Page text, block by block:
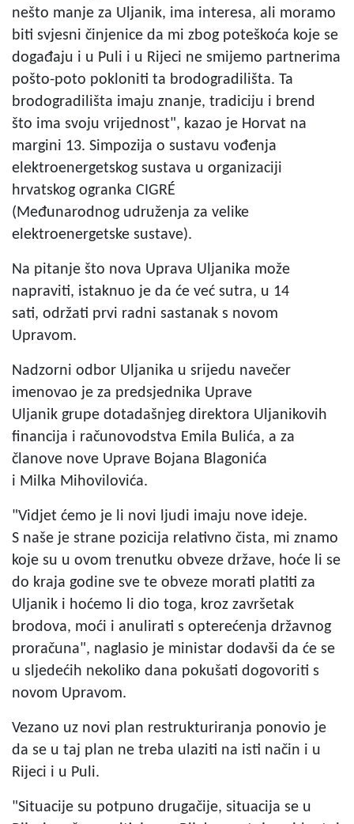
nešto manje za Uljanik, ima interesa, ali moramo
biti svjesni činjenice da mi zbog poteškoća koje se
događaju i u Puli i u Rijeci ne smijemo partnerima
pošto-poto pokloniti ta brodogradilišta. Ta
brodogradilišta imaju znanje, tradiciju i brend
što ima svoju vrijednost", kazao je Horvat na
margini 13. Simpozija o sustavu vođenja
elektroenergetskog sustava u organizaciji
hrvatskog ogranka CIGRÉ
(Međunarodnog udruženja za velike
elektroenergetske sustave).
Na pitanje što nova Uprava Uljanika može
napraviti, istaknuo je da će već sutra, u 14
sati, održati prvi radni sastanak s novom
Upravom.
Nadzorni odbor Uljanika u srijedu navečer
imenovao je za predsjednika Uprave
Uljanik grupe dotadašnjeg direktora Uljanikovih
financija i računovodstva Emila Bulića, a za
članove nove Uprave Bojana Blagonića
i Milka Mihovilovića.
"Vidjet ćemo je li novi ljudi imaju nove ideje.
S naše je strane pozicija relativno čista, mi znamo
koje su u ovom trenutku obveze države, hoće li se
do kraja godine sve te obveze morati platiti za
Uljanik i hoćemo li dio toga, kroz završetak
brodova, moći i anulirati s opterećenja državnog
proračuna", naglasio je ministar dodavši da će se
u sljedećih nekoliko dana pokušati dogovoriti s
novom Upravom.
Vezano uz novi plan restrukturiranja ponovio je
da se u taj plan ne treba ulaziti na isti način i u
Rijeci i u Puli.
"Situacije su potpuno drugačije, situacija se u